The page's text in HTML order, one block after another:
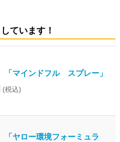
ています！
マインドフル スプレー」
(税込)
「ヤロー環境フォーミュラ